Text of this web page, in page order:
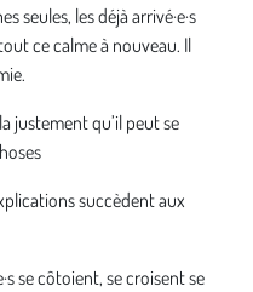
seules, les déjà arrivé·e·s
ce calme à nouveau. Il
justement qu’il peut se
succèdent aux
se côtoient, se croisent se